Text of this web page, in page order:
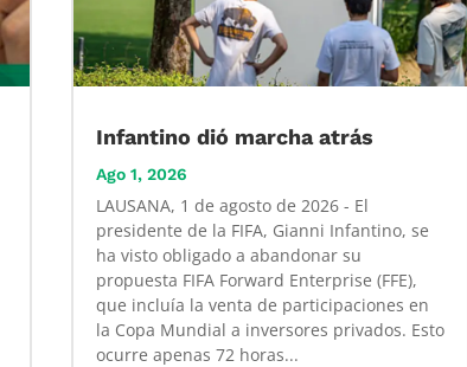
Infantino dió marcha atrás
Ago 1, 2026
LAUSANA, 1 de agosto de 2026 - El
presidente de la FIFA, Gianni Infantino, se
ha visto obligado a abandonar su
propuesta FIFA Forward Enterprise (FFE),
que incluía la venta de participaciones en
la Copa Mundial a inversores privados. Esto
ocurre apenas 72 horas...